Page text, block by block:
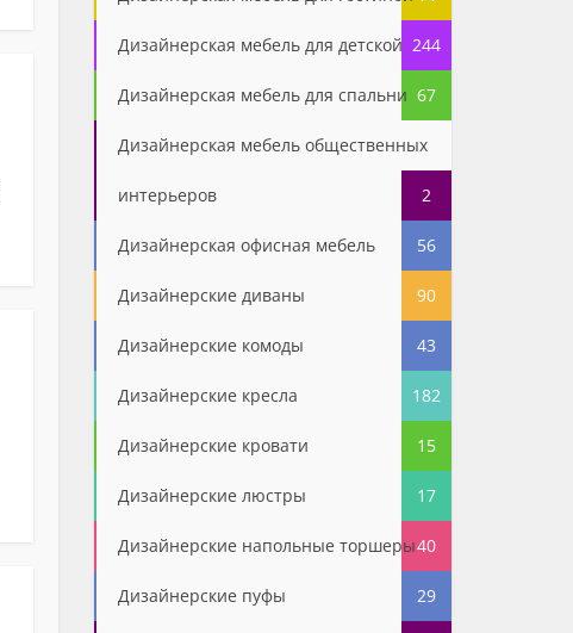
Дизайнерская мебель для детской 244
Дизайнерская мебель для спальни 67
Дизайнерская мебель общественных
интерьеров 2
Дизайнерская офисная мебель 56
Дизайнерские диваны 90
Дизайнерские комоды 43
Дизайнерские кресла 182
Дизайнерские кровати 15
Дизайнерские люстры 17
Дизайнерские напольные торшеры40
Дизайнерские пуфы 29